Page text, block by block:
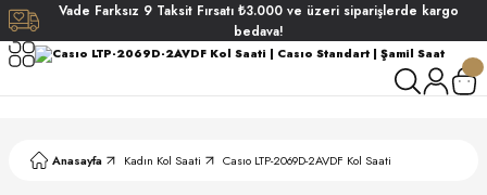
Vade Farksız 9 Taksit Fırsatı ₺3.000 ve üzeri siparişlerde kargo
bedava!
Anasayfa Kadın Kol Saati Casıo LTP-2069D-2AVDF Kol Saati